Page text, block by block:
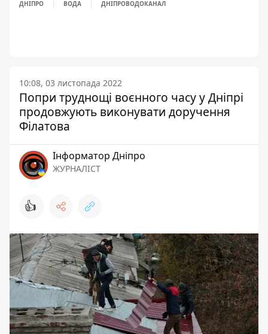
ДНІПРО ВОДА ДНІПРОВОДОКАНАЛ
10:08, 03 листопада 2022
Попри труднощі воєнного часу у Дніпрі
продовжують виконувати доручення
Філатова
Інформатор Дніпро
ЖУРНАЛІСТ
👍